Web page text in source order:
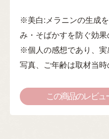
※美白:メラニンの生成
み・そばかすを防ぐ効果
※個人の感想であり、実
写真、ご年齢は取材当時
この商品のレビュ